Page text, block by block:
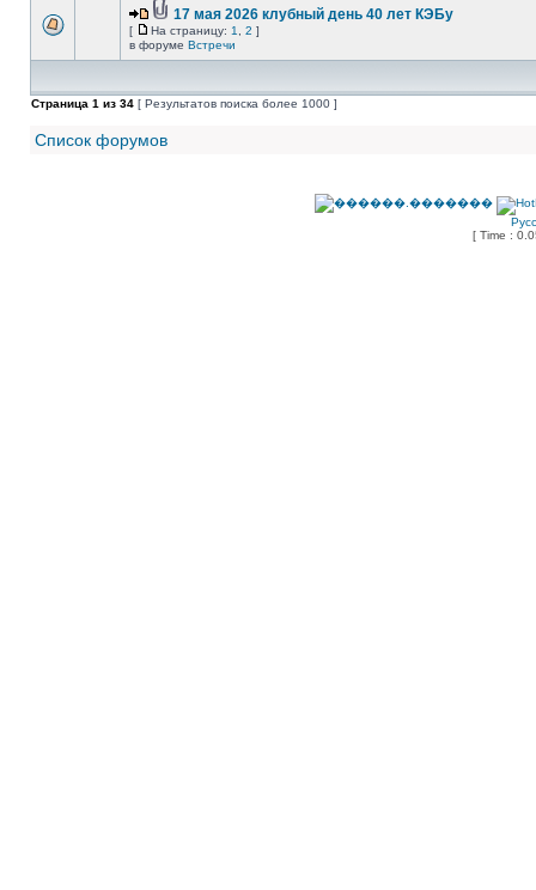
17 мая 2026 клубный день 40 лет КЭБу
[ На страницу: 1 2 ]
в форуме Встречи
Страница 1 из 34 [ Результатов поиска более 1000 ]
Список форумов
[ Time :